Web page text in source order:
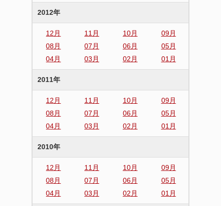
2012年
12月 11月 10月
09月
08月
07月 06月
05月
04月
03月 02月 01月
2011年
12月 11月 10月
09月
08月
07月 06月
05月
04月
03月 02月 01月
2010年
12月 11月 10月
09月
08月
07月 06月
05月
04月
03月 02月 01月